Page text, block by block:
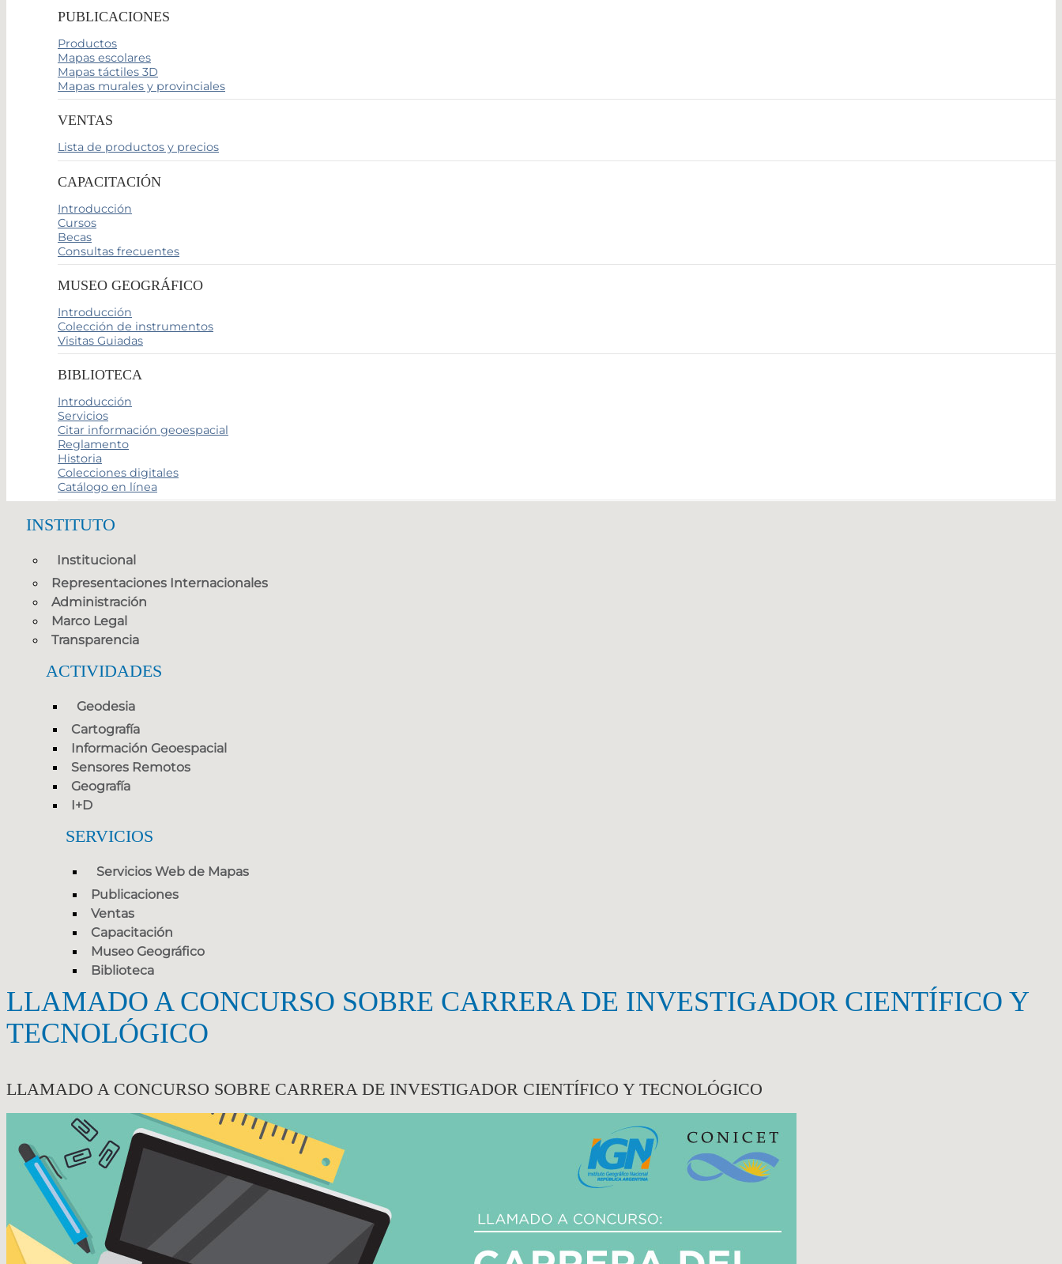
PUBLICACIONES
Productos
Mapas escolares
Mapas táctiles 3D
Mapas murales y provinciales
VENTAS
Lista de productos y precios
CAPACITACIÓN
Introducción
Cursos
Becas
Consultas frecuentes
MUSEO GEOGRÁFICO
Introducción
Colección de instrumentos
Visitas Guiadas
BIBLIOTECA
Introducción
Servicios
Citar información geoespacial
Reglamento
Historia
Colecciones digitales
Catálogo en línea
INSTITUTO
Institucional
Representaciones Internacionales
Administración
Marco Legal
Transparencia
ACTIVIDADES
Geodesia
Cartografía
Información Geoespacial
Sensores Remotos
Geografía
I+D
SERVICIOS
Servicios Web de Mapas
Publicaciones
Ventas
Capacitación
Museo Geográfico
Biblioteca
LLAMADO A CONCURSO SOBRE CARRERA DE INVESTIGADOR CIENTÍFICO Y
TECNOLÓGICO
LLAMADO A CONCURSO SOBRE CARRERA DE INVESTIGADOR CIENTÍFICO Y TECNOLÓGICO